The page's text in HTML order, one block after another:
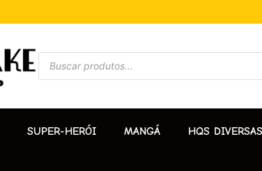
SUPER-HERÓI MANGÁ HQS DIVERSAS